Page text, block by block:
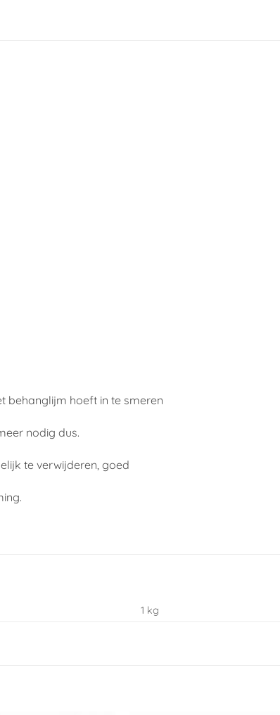
behanglijm hoeft in te smeren
nodig dus.
te verwijderen, goed
1 kg